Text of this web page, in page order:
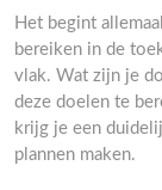
Het begint
bereiken in de
vlak. Wat zijn je
deze doelen te
krijg je een
plannen maken.